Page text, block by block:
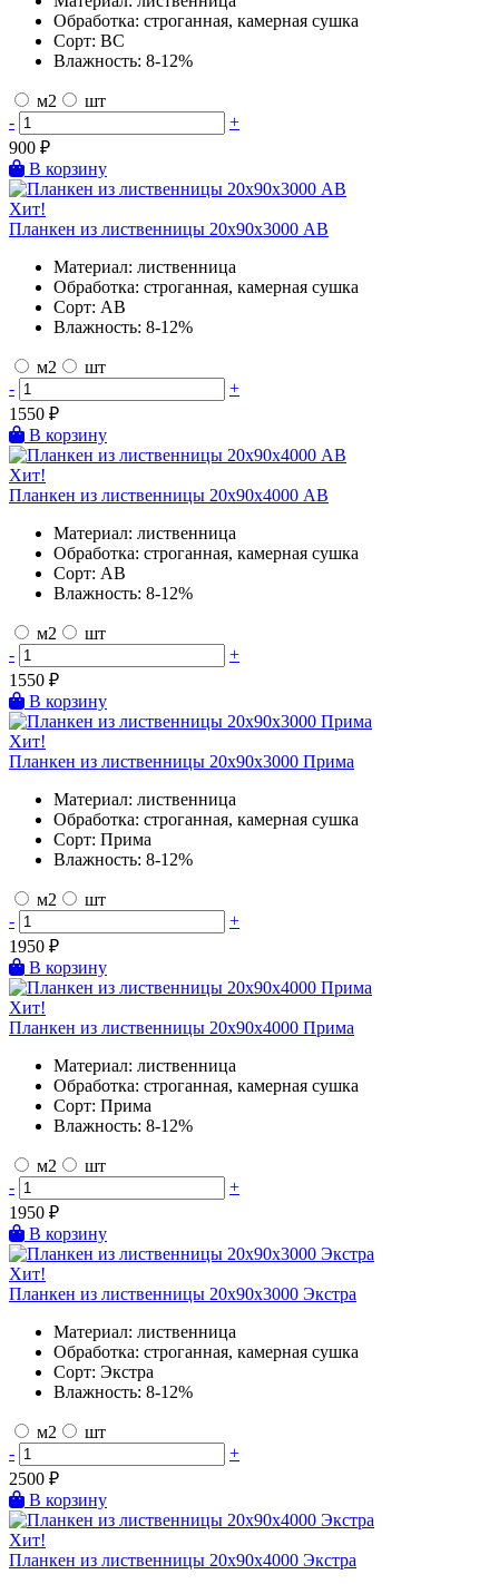
Обработка: строганная, камерная сушка
Сорт: BC
Влажность: 8-12%
м2
шт
-
+
900 ₽
В корзину
Хит!
Планкен из лиственницы 20х90х3000 AB
Материал: лиственница
Обработка: строганная, камерная сушка
Сорт: AB
Влажность: 8-12%
м2
шт
-
+
1550 ₽
В корзину
Хит!
Планкен из лиственницы 20х90х4000 AB
Материал: лиственница
Обработка: строганная, камерная сушка
Сорт: AB
Влажность: 8-12%
м2
шт
-
+
1550 ₽
В корзину
Хит!
Планкен из лиственницы 20х90х3000 Прима
Материал: лиственница
Обработка: строганная, камерная сушка
Сорт: Прима
Влажность: 8-12%
м2
шт
-
+
1950 ₽
В корзину
Хит!
Планкен из лиственницы 20х90х4000 Прима
Материал: лиственница
Обработка: строганная, камерная сушка
Сорт: Прима
Влажность: 8-12%
м2
шт
-
+
1950 ₽
В корзину
Хит!
Планкен из лиственницы 20х90х3000 Экстра
Материал: лиственница
Обработка: строганная, камерная сушка
Сорт: Экстра
Влажность: 8-12%
м2
шт
-
+
2500 ₽
В корзину
Хит!
Планкен из лиственницы 20х90х4000 Экстра